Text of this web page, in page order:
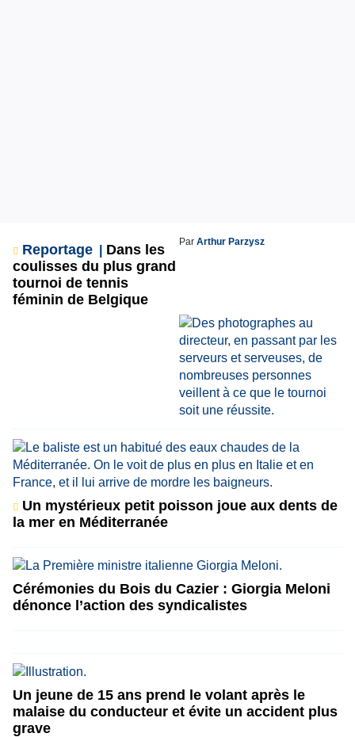
Reportage
Dans les
coulisses du plus grand
tournoi de tennis
féminin de Belgique
Par Arthur Parzysz
Un mystérieux petit poisson joue aux dents de
la mer en Méditerranée
Cérémonies du Bois du Cazier : Giorgia Meloni
dénonce l’action des syndicalistes
Un jeune de 15 ans prend le volant après le
malaise du conducteur et évite un accident plus
grave